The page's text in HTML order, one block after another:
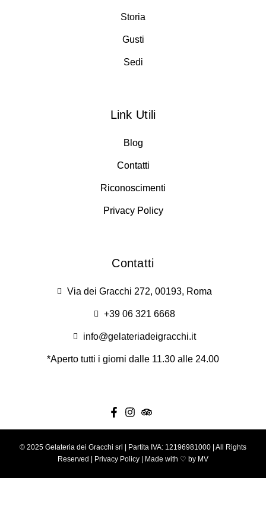
Storia
Gusti
Sedi
Link Utili
Blog
Contatti
Riconoscimenti
Privacy Policy
Contatti
Via dei Gracchi 272, 00193, Roma
+39 06 321 6668
info@gelateriadeigracchi.it
*Aperto tutti i giorni dalle 11.30 alle 24.00
© 2025 Gelateria dei Gracchi srl | Partita IVA: 12196981000 | All Rights
Reserved |
Privacy Policy | Made with ♡ by MV